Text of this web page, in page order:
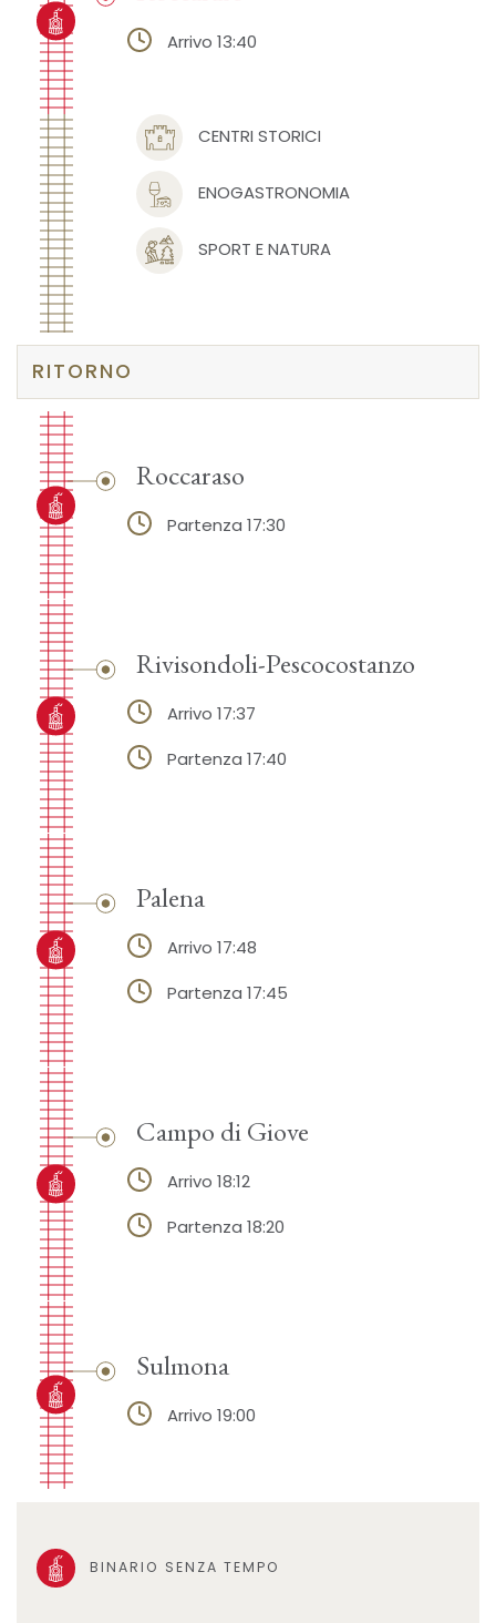
CENTRI STORICI
ENOGASTRONOMIA
SPORT E NATURA
Arrivo 13:40
RITORNO
Roccaraso
Partenza 17:30
Rivisondoli-Pescocostanzo
Arrivo 17:37
Partenza 17:40
Palena
Arrivo 17:48
Partenza 17:45
Campo di Giove
Arrivo 18:12
Partenza 18:20
Sulmona
Arrivo 19:00
BINARIO SENZA TEMPO